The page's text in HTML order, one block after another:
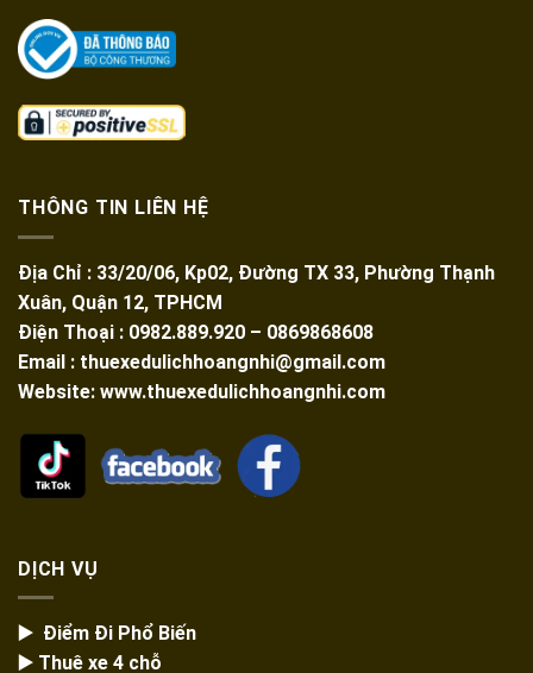
THÔNG TIN LIÊN HỆ
Địa Chỉ : 33/20/06, Kp02, Đường TX 33, Phường Thạnh
Xuân, Quận 12, TPHCM
Điện Thoại : 0982.889.920 – 0869868608
Email : thuexedulichhoangnhi@gmail.com
Website: www.thuexedulichhoangnhi.com
DỊCH VỤ
▶️ Điểm Đi Phổ Biến
▶️ Thuê xe 4 chỗ